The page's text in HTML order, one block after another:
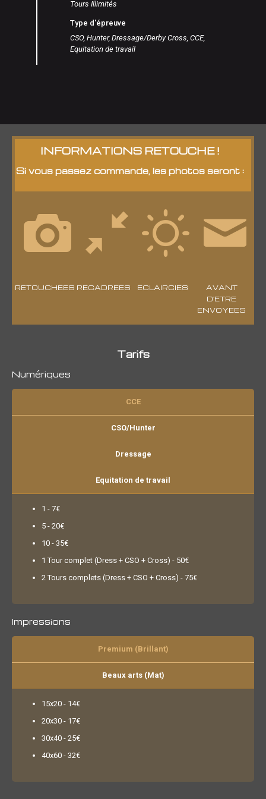
Tours Illimités
Type d'épreuve
CSO, Hunter, Dressage/Derby Cross, CCE,
Equitation de travail
INFORMATIONS RETOUCHE !
Si vous passez commande, les photos seront :
RETOUCHEES RECADREES ECLAIRCIES
AVANT
D'ETRE
ENVOYEES
Tarifs
Numériques
CCE
CSO/Hunter
Dressage
Equitation de travail
1 - 7€
5 - 20€
10 - 35€
1 Tour complet (Dress + CSO + Cross) - 50€
2 Tours complets (Dress + CSO + Cross) - 75€
Impressions
Premium (Brillant)
Beaux arts (Mat)
15x20 - 14€
20x30 - 17€
30x40 - 25€
40x60 - 32€